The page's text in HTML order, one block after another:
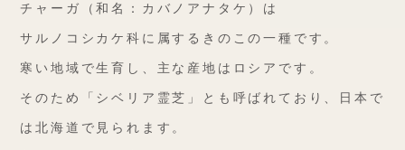
チャーガ（和名：カバノアナタケ）は
サルノコシカケ科に属するきのこの一種です。
寒い地域で生育し、主な産地はロシアです。
そのため「シベリア霊芝」とも呼ばれており、日本で
は北海道で見られます。